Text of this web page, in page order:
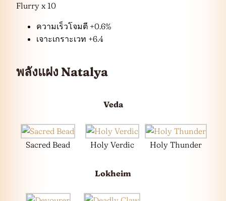
Flurry x 10
ความเร็วโจมตี +0.6%
เจาะเกราะเวท +6.4
พลังแฝง Natalya
Veda
Sacred Bead Holy Verdic Holy Thunder
Lokheim